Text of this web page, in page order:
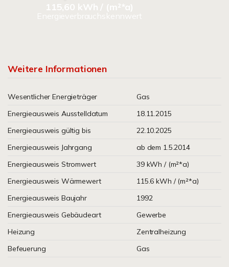
115,60 kWh / (m²*a)
Energieverbrauchskennwert
Weitere Informationen
Wesentlicher Energieträger
Gas
Energieausweis Ausstelldatum
18.11.2015
Energieausweis gültig bis
22.10.2025
Energieausweis Jahrgang
ab dem 1.5.2014
Energieausweis Stromwert
39 kWh / (m²*a)
Energieausweis Wärmewert
115.6 kWh / (m²*a)
Energieausweis Baujahr
1992
Energieausweis Gebäudeart
Gewerbe
Heizung
Zentralheizung
Befeuerung
Gas